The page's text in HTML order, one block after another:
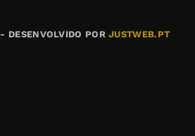
- DESENVOLVIDO PORJUSTWEB.PT